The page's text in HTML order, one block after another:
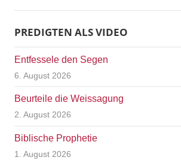
PREDIGTEN ALS VIDEO
Entfessele den Segen
6. August 2026
Beurteile die Weissagung
2. August 2026
Biblische Prophetie
1. August 2026